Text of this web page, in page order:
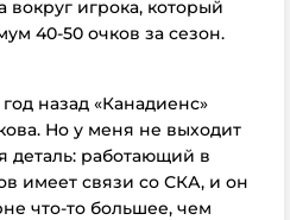
игрока, который
40-50 очков за сезон.
назад «Канадиенс»
Но у меня не выходит
деталь: работающий в
имеет связи со СКА, и он
что-то большее, чем